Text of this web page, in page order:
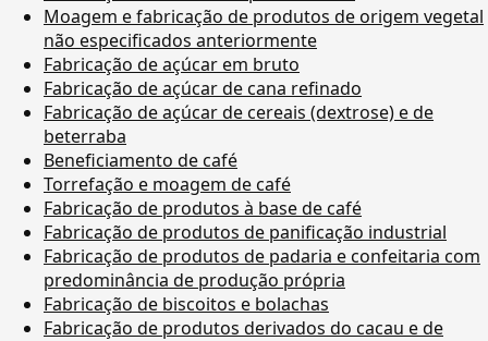
Moagem e fabricação de produtos de origem vegetal
não especificados anteriormente
Fabricação de açúcar em bruto
Fabricação de açúcar de cana refinado
Fabricação de açúcar de cereais (dextrose) e de
beterraba
Beneficiamento de café
Torrefação e moagem de café
Fabricação de produtos à base de café
Fabricação de produtos de panificação industrial
Fabricação de produtos de padaria e confeitaria com
predominância de produção própria
Fabricação de biscoitos e bolachas
Fabricação de produtos derivados do cacau e de